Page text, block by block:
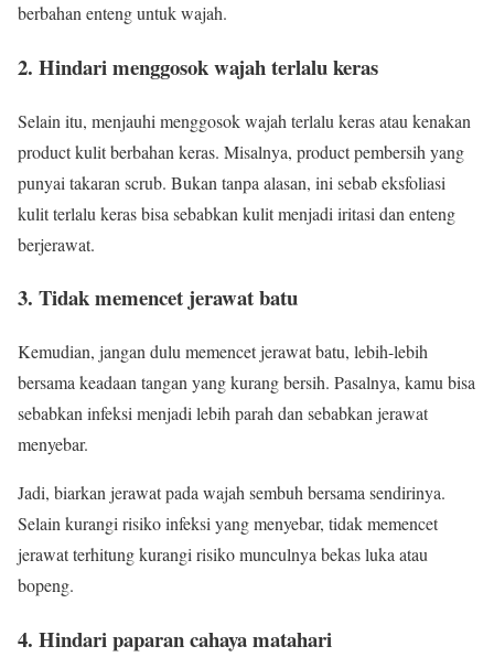
berbahan enteng untuk wajah.
2. Hindari menggosok wajah terlalu keras
Selain itu, menjauhi menggosok wajah terlalu keras atau kenakan
product kulit berbahan keras. Misalnya, product pembersih yang
punyai takaran scrub. Bukan tanpa alasan, ini sebab eksfoliasi
kulit terlalu keras bisa sebabkan kulit menjadi iritasi dan enteng
berjerawat.
3. Tidak memencet jerawat batu
Kemudian, jangan dulu memencet jerawat batu, lebih-lebih
bersama keadaan tangan yang kurang bersih. Pasalnya, kamu bisa
sebabkan infeksi menjadi lebih parah dan sebabkan jerawat
menyebar.
Jadi, biarkan jerawat pada wajah sembuh bersama sendirinya.
Selain kurangi risiko infeksi yang menyebar, tidak memencet
jerawat terhitung kurangi risiko munculnya bekas luka atau
bopeng.
4. Hindari paparan cahaya matahari